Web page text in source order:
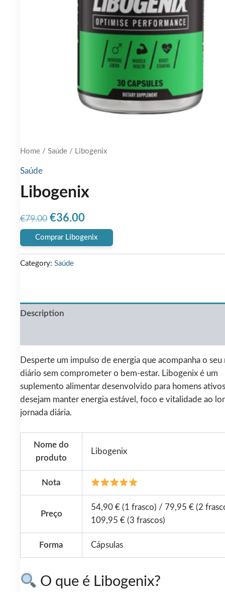
Home / Saúde / Libogenix
Saúde
Libogenix
€79.00 Original
price
was:
€36.00Current
price
is:
Comprar Libogenix
Category: Saúde
Description
Desperte um impulso de energia que acompanha o
diário sem comprometer o bem-estar. Libogenix é um
suplemento alimentar desenvolvido para homens
desejam manter energia estável, foco e vitalidade ao
jornada diária.
Nome do
produto
Libogenix
Nota
Preço
54,90 € (1 frasco) / 79,95 € (2
109,95 € (3 frascos)
Forma Cápsulas
O que é Libogenix?